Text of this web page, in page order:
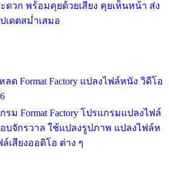
ดวก พร้อมคุยด้วยเสียง คุยเห็นหน้า ส่ง
เดตสม่ำเสมอ
หลด Format Factory แปลงไฟล์หนัง วิดีโอ
ม Format Factory โปรแกรมแปลงไฟล์
บจักรวาล ใช้แปลงรูปภาพ แปลงไฟล์ห
เสียงออดิโอ ต่าง ๆ